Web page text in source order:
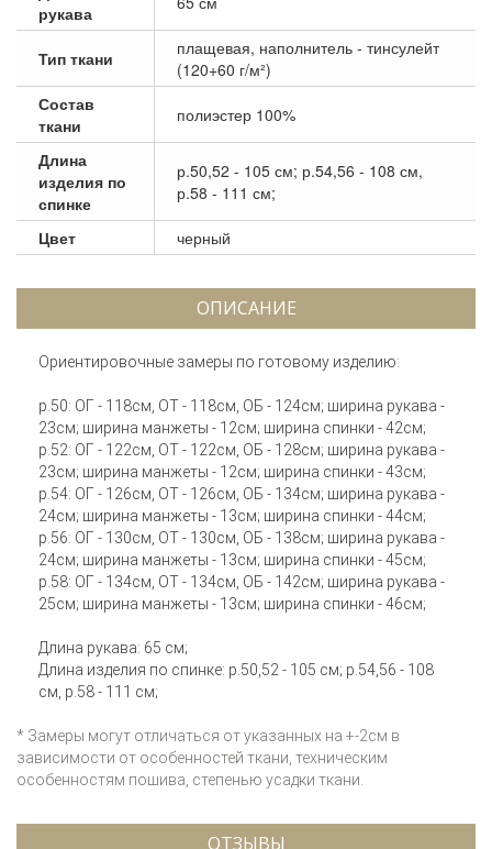
рукава
Тип ткани
плащевая, наполнитель - тинсулейт
(120+60 г/м²)
Состав
ткани
полиэстер 100%
Длина
изделия по
спинке
р.50,52 - 105 см; р.54,56 - 108 см,
р.58 - 111 см;
Цвет черный
ОПИСАНИЕ
Ориентировочные замеры по готовому изделию:
р.50: ОГ - 118см, ОТ - 118см, ОБ - 124см; ширина рукава -
23см; ширина манжеты - 12см; ширина спинки - 42см;
р.52: ОГ - 122см, ОТ - 122см, ОБ - 128см; ширина рукава -
23см; ширина манжеты - 12см; ширина спинки - 43см;
р.54: ОГ - 126см, ОТ - 126см, ОБ - 134см; ширина рукава -
24см; ширина манжеты - 13см; ширина спинки - 44см;
р.56: ОГ - 130см, ОТ - 130см, ОБ - 138см; ширина рукава -
24см; ширина манжеты - 13см; ширина спинки - 45см;
р.58: ОГ - 134см, ОТ - 134см, ОБ - 142см; ширина рукава -
25см; ширина манжеты - 13см; ширина спинки - 46см;
Длина рукава: 65 см;
Длина изделия по спинке: р.50,52 - 105 см; р.54,56 - 108
см, р.58 - 111 см;
* Замеры могут отличаться от указанных на +-2см в
зависимости от особенностей ткани, техническим
особенностям пошива, степенью усадки ткани.
ОТЗЫВЫ